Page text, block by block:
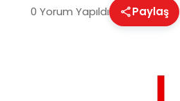
0 Yorum Yapıldı Paylaş